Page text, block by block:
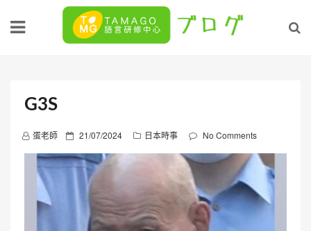
G3S
蛋老師
P
o
s
21/07/2024 日本時事 No Comments